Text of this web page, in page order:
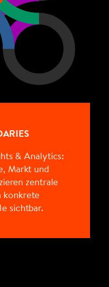
& Analytics:
Markt und
zentrale
konkrete
sichtbar.